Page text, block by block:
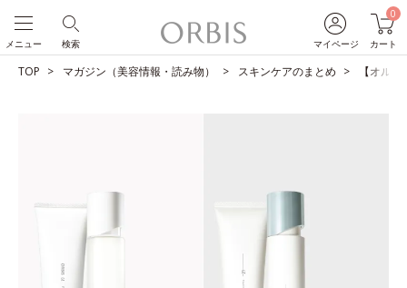
マイページ
0
カート
検索
メニュー
TOP マガジン（美容情報・読み物） スキンケアのまとめ 【オル